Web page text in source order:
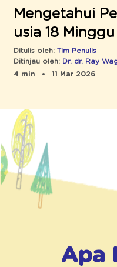
Mengetahui
usia 18 Minggu
Ditulis oleh: Tim Penulis
Ditinjau oleh: Dr. dr. Ray
4 min
11 Mar 2026
Apa